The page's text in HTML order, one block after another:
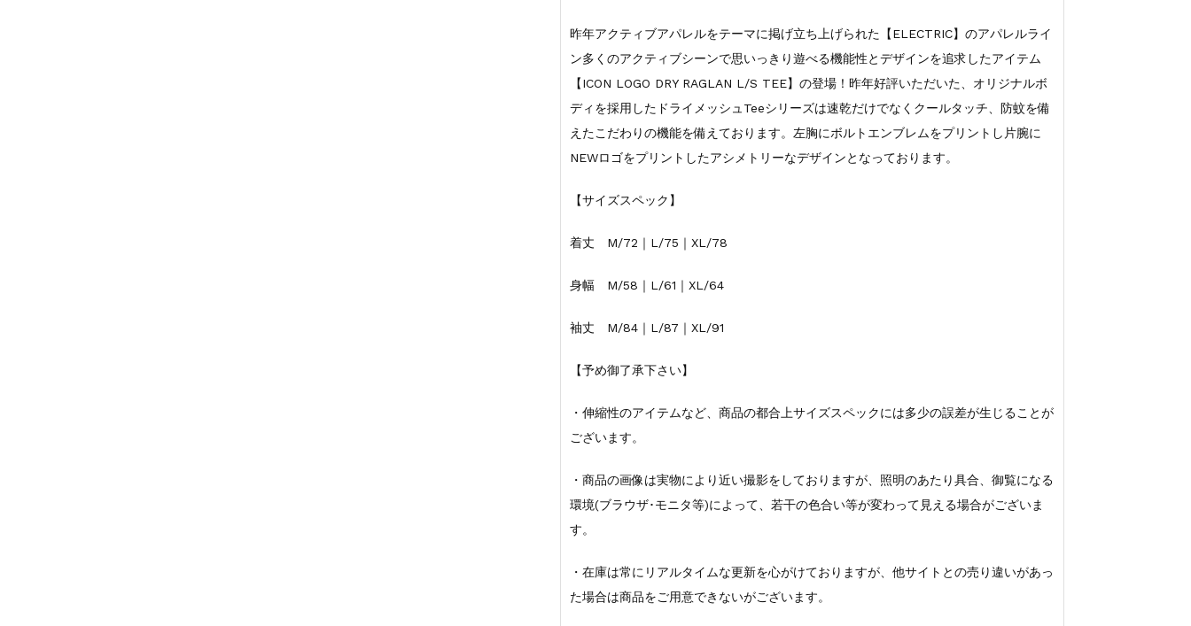
昨年アクティブアパレルをテーマに掲げ立ち上げられた【ELECTRIC】のアパレルライ
ン多くのアクティブシーンで思いっきり遊べる機能性とデザインを追求したアイテム
【ICON LOGO DRY RAGLAN L/S TEE】の登場！昨年好評いただいた、オリジナルボ
ディを採用したドライメッシュTeeシリーズは速乾だけでなくクールタッチ、防蚊を備
えたこだわりの機能を備えております。左胸にボルトエンブレムをプリントし片腕に
NEWロゴをプリントしたアシメトリーなデザインとなっております。
【サイズスペック】
着丈 M/72｜L/75｜XL/78
身幅 M/58｜L/61｜XL/64
袖丈 M/84｜L/87｜XL/91
【予め御了承下さい】
・伸縮性のアイテムなど、商品の都合上サイズスペックには多少の誤差が生じることが
ございます。
・商品の画像は実物により近い撮影をしておりますが、照明のあたり具合、御覧になる
環境(ブラウザ･モニタ等)によって、若干の色合い等が変わって見える場合がございま
す。
・在庫は常にリアルタイムな更新を心がけておりますが、他サイトとの売り違いがあっ
た場合は商品をご用意できないがございます。